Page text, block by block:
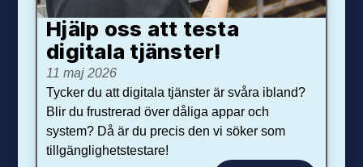
Hjälp oss att testa
digitala tjänster!
11 maj 2026
Tycker du att digitala tjänster är svåra ibland?
Blir du frustrerad över dåliga appar och
system? Då är du precis den vi söker som
tillgänglighetstestare!